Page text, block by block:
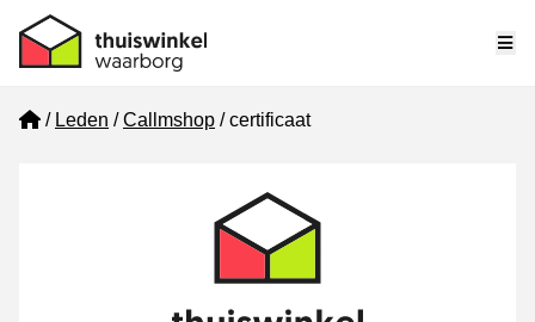
Home
Leden Callmshop certificaat